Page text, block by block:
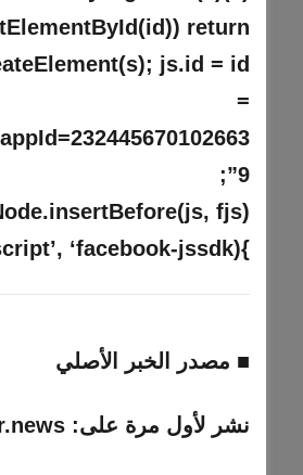
return;
js.id = id;
=
9”;
fjs);
}(document, ‘script’, ‘facebook-jssdk’));
■ مصدر الخبر الأصلي
نشر لأول مرة على: